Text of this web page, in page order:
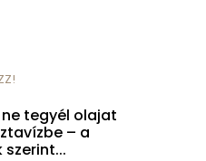
ne tegyél olajat
– a
szerint...